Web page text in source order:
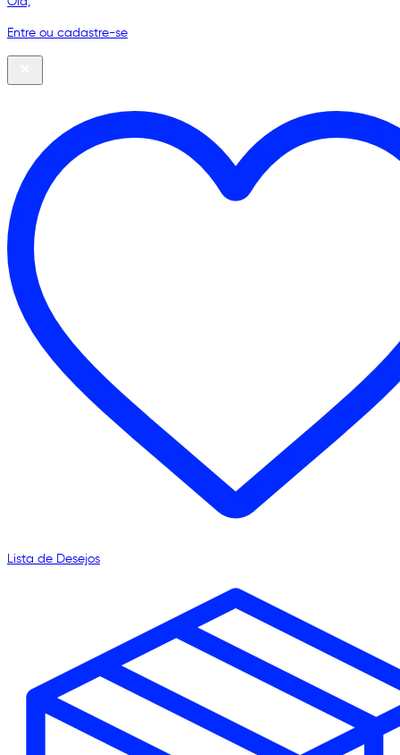
Entre ou cadastre-se
Lista de Desejos